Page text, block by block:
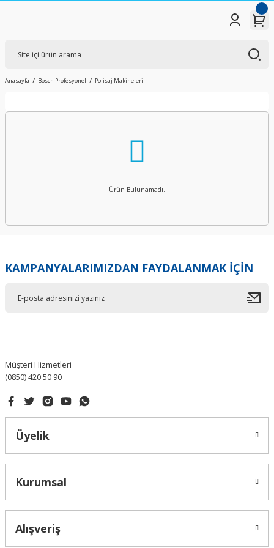
Anasayfa Bosch Profesyonel Polisaj Makineleri
Ürün Bulunamadı.
KAMPANYALARIMIZDAN FAYDALANMAK İÇİN
Müşteri Hizmetleri
(0850) 420 50 90
Üyelik
Kurumsal
Alışveriş